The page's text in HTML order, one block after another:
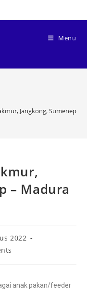
Menu
Jangkong, Sumenep –
– Madura
2022
anak pakan/feeder